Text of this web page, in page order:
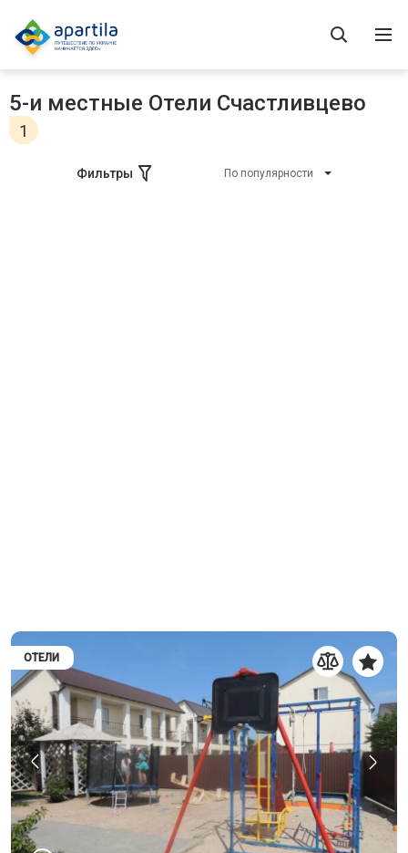
5-и местные Отели Счастливцево
1
Фильтры По популярности
ОТЕЛИ